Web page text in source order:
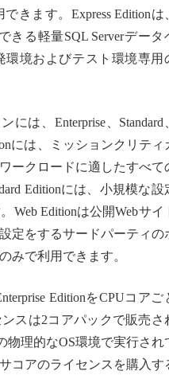
できます。Express Editionは
きる軽量SQL Serverデータ
環境およびテスト環境専用
には、Enterprise、Standard
には、ミッションクリティ
ークロードに適したすべて
Editionには、小規模な設
Web Editionは公開Webサイ
定をするサードパーティの
みで利用できます。
EditionをCPUコアご
スは2コアパックで販売さ
物理的なOS環境で実行され
コアのライセンスを購入す